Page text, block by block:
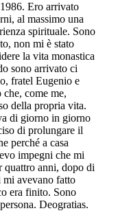
Ero arrivato
al massimo una
spirituale. Sono
non mi è stato
la vita monastica
sono arrivato ci
fratel Eugenio e
come me,
della propria vita.
di giorno in giorno
di prolungare il
perché a casa
impegni che mi
quattro anni, dopo di
mi avevano fatto
era finito. Sono
Deogratias.